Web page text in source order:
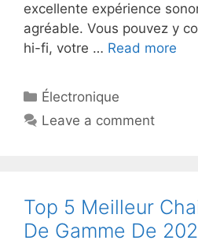
excellente expérience
agréable. Vous pouvez y
hi-fi, votre … Read more
Électronique
Leave a comment
Top 5 Meilleur
De Gamme De